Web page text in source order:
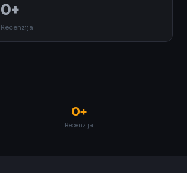
0+
Recenzija
0+
Recenzija